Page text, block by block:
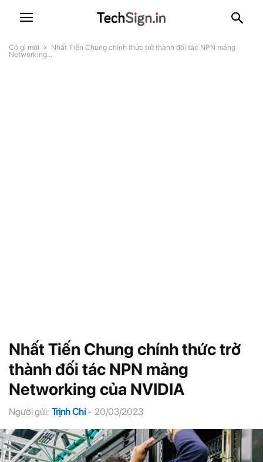
Có gì mới
Nhất Tiến Chung chính thức trở thành đối tác NPN mảng
Networking...
Nhất Tiến Chung chính thức trở
thành đối tác NPN mảng
Networking của NVIDIA
Người gửi: Trịnh Chi - 20/03/2023